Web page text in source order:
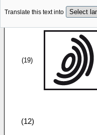
Translate this text into
(19)
(12)